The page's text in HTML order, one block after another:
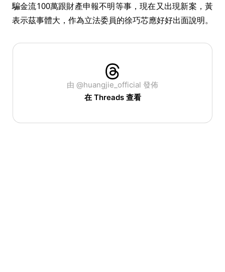
騙金流100萬跟財產申報不明等事，現在又出現新案，黃
表示茲事體大，作為立法委員的徐巧芯應好好出面說明。
由 @huangjie_official 發佈
在 Threads 查看